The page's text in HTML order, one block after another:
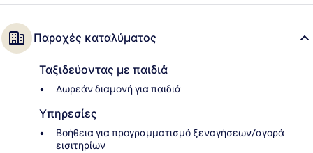
Παροχές καταλύματος
Ταξιδεύοντας με παιδιά
Δωρεάν διαμονή για παιδιά
Υπηρεσίες
Βοήθεια για προγραμματισμό ξεναγήσεων/αγορά
εισιτηρίων